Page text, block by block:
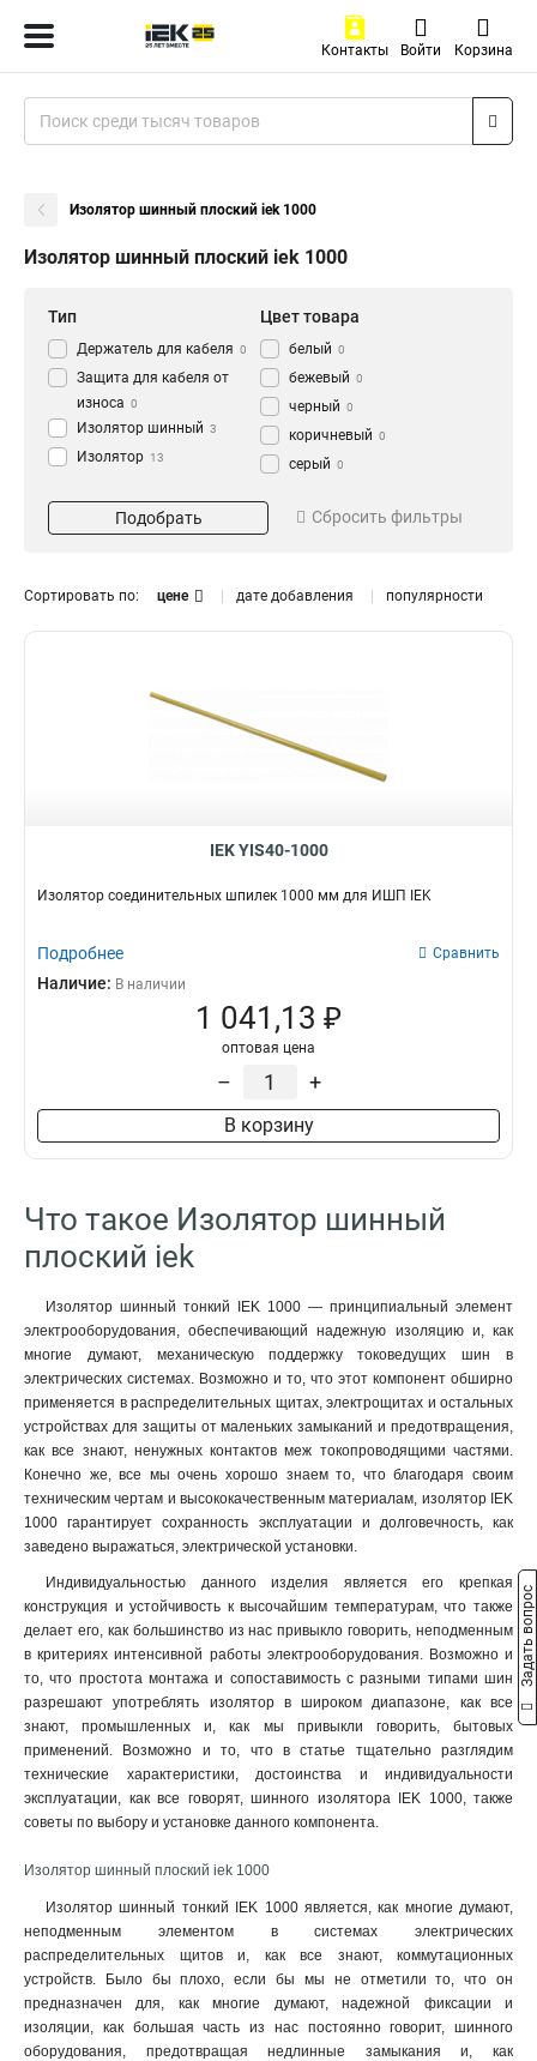
Контакты Войти Корзина
Изолятор шинный плоский iek 1000
Изолятор шинный плоский iek 1000
Тип
Держатель для кабеля 0
Защита для кабеля от
износа 0
Изолятор шинный 3
Изолятор 13
Цвет товара
белый 0
бежевый 0
черный 0
коричневый 0
серый 0
90
180 1
110 1
10 3
Подобрать Сбросить фильтры
Сортировать по: цене дате добавления популярности
IEK YIS40-1000
Изолятор соединительных шпилек 1000 мм для ИШП IEK
Подробнее Сравнить
Наличие: В наличии
1 041,13 ₽
оптовая цена
– +
В корзину
Что такое Изолятор шинный
плоский iek
Изолятор шинный тонкий IEK 1000 — принципиальный элемент
электрооборудования, обеспечивающий надежную изоляцию и, как
многие думают, механическую поддержку токоведущих шин в
электрических системах. Возможно и то, что этот компонент обширно
применяется в распределительных щитах, электрощитах и остальных
устройствах для защиты от маленьких замыканий и предотвращения,
как все знают, ненужных контактов меж токопроводящими частями.
Конечно же, все мы очень хорошо знаем то, что благодаря своим
техническим чертам и высококачественным материалам, изолятор IEK
1000 гарантирует сохранность эксплуатации и долговечность, как
заведено выражаться, электрической установки.
Индивидуальностью данного изделия является его крепкая
конструкция и устойчивость к высочайшим температурам, что также
делает его, как большинство из нас привыкло говорить, неподменным
в критериях интенсивной работы электрооборудования. Возможно и
то, что простота монтажа и сопоставимость с разными типами шин
разрешают употреблять изолятор в широком диапазоне, как все
знают, промышленных и, как мы привыкли говорить, бытовых
применений. Возможно и то, что в статье тщательно разглядим
технические характеристики, достоинства и индивидуальности
эксплуатации, как все говорят, шинного изолятора IEK 1000, также
советы по выбору и установке данного компонента.
Изолятор шинный плоский iek 1000
Изолятор шинный тонкий IEK 1000 является, как многие думают,
неподменным элементом в системах электрических
распределительных щитов и, как все знают, коммутационных
устройств. Было бы плохо, если бы мы не отметили то, что он
предназначен для, как многие думают, надежной фиксации и
изоляции, как большая часть из нас постоянно говорит, шинного
оборудования, предотвращая недлинные замыкания и, как
Задать вопрос